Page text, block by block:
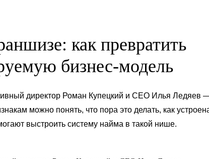
как превратить
бизнес-модель
директор Роман Купецкий и CEO Илья Ледяев
можно понять, что пора это делать, как
выстроить систему найма в такой нише.